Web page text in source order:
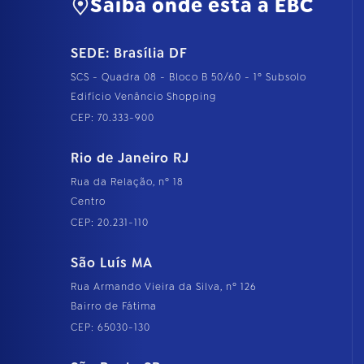
Saiba onde está a EBC
SEDE: Brasília DF
SCS - Quadra 08 - Bloco B 50/60 - 1º Subsolo
Edifício Venâncio Shopping
CEP: 70.333-900
Rio de Janeiro RJ
Rua da Relação, nº 18
Centro
CEP: 20.231-110
São Luís MA
Rua Armando Vieira da Silva, nº 126
Bairro de Fátima
CEP: 65030-130